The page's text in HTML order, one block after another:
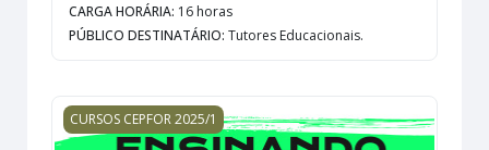
CARGA HORÁRIA: 16 horas
PÚBLICO DESTINATÁRIO:Tutores Educacionais.
ENSINANDO E MEDIANDO GOIÁS TEC - 2025 - 3ª
CURSOS CEPFOR 2025/1